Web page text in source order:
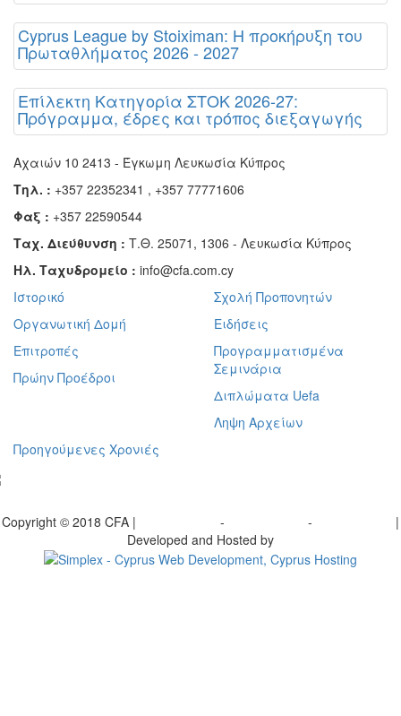
Cyprus League by Stoiximan: Η προκήρυξη του
Πρωταθλήματος 2026 - 2027
Επίλεκτη Κατηγορία ΣΤΟΚ 2026-27:
Πρόγραμμα, έδρες και τρόπος διεξαγωγής
Αχαιών 10 2413 - Έγκωμη Λευκωσία Κύπρος
Τηλ. : +357 22352341 , +357 77771606
Φαξ : +357 22590544
Ταχ. Διεύθυνση : Τ.Θ. 25071, 1306 - Λευκωσία Κύπρος
Ηλ. Ταχυδρομείο : info@cfa.com.cy
Ιστορικό
Οργανωτική Δομή
Επιτροπές
Πρώην Προέδροι
Σχολή Προπονητών
Ειδήσεις
Προγραμματισμένα
Σεμινάρια
Διπλώματα Uefa
Ληψη Αρχείων
Προηγούμενες Χρονιές
Copyright © 2018 CFA | - -
|
Developed and Hosted by